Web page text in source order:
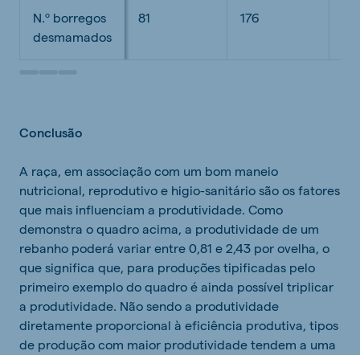
N.º borregos
desmamados
81 176
Conclusão
A raça, em associação com um bom maneio
nutricional, reprodutivo e higio-sanitário são os fatores
que mais influenciam a produtividade. Como
demonstra o quadro acima, a produtividade de um
rebanho poderá variar entre 0,81 e 2,43 por ovelha, o
que significa que, para produções tipificadas pelo
primeiro exemplo do quadro é ainda possível triplicar
a produtividade. Não sendo a produtividade
diretamente proporcional à eficiência produtiva, tipos
de produção com maior produtividade tendem a uma